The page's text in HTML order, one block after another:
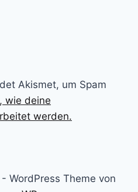
Akismet, um Spam
wie deine
werden.
WordPress Theme von